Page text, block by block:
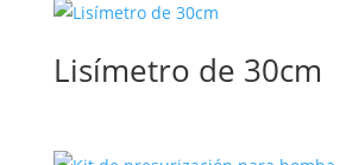
Lisímetro de 30cm